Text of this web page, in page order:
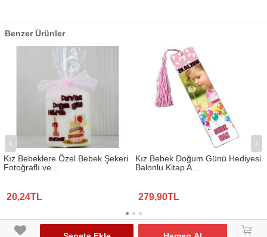
󰃦
Benzer Ürünler
Kız Bebeklere Özel Bebek Şekeri
Fotoğraflı ve...
20,24TL
Kız Bebek Doğum Günü Hediyesi
Balonlu Kitap A...
279,90TL
www.biresimden.com © 2015 - 2026 Tüm Hakları Saklıdır.